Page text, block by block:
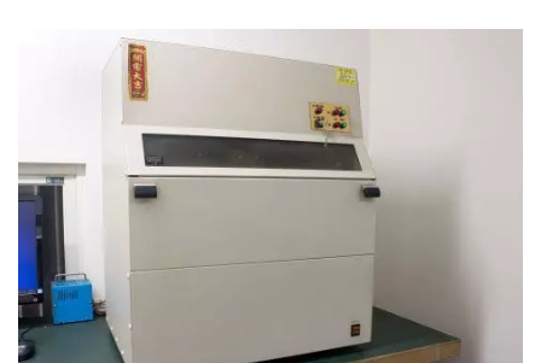
Hardware Para Carros E
Motocicletas (anel De
Retenção Tipo C, Arruela,
Porca De Travamento, Clipe,
Anel De Pressão, Pino) Desde
1991 | SHOU LONG